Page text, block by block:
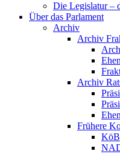
Die Legislatur –
Über das Parlament
Archiv
Archiv
Archiv
Frühere
KöB